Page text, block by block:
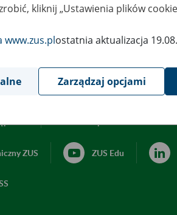
ZUS ZUS Edu
kliknij „Ustawienia plików
www.zus.plostatnia aktualizacja
Zarządzaj opcjami